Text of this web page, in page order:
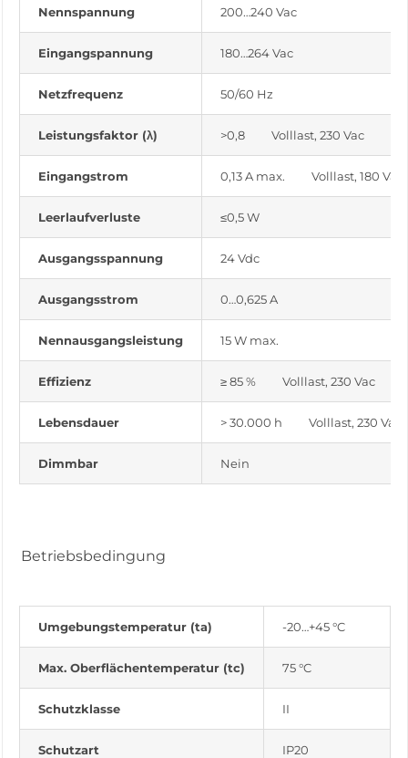
Nennspannung 200…240 Vac
Eingangspannung 180…264 Vac
Netzfrequenz 50/60 Hz
Leistungsfaktor (λ) >0,8 Volllast, 230 Vac
Eingangstrom 0,13 A max. Volllast, 180 Vac
Leerlaufverluste ≤0,5 W
Ausgangsspannung 24 Vdc
Ausgangsstrom 0…0,625 A
Nennausgangsleistung 15 W max.
Effizienz ≥ 85 % Volllast, 230 Vac
Lebensdauer > 30.000 h Volllast, 230 Vac
Dimmbar Nein
Betriebsbedingung
Umgebungstemperatur (ta) -20…+45 °C
Max. Oberflächentemperatur (tc) 75 °C
Schutzklasse II
Schutzart IP20